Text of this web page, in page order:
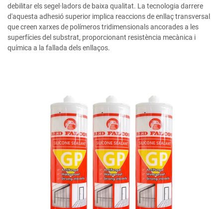
debilitar els segel·ladors de baixa qualitat. La tecnologia darrere
d'aquesta adhesió superior implica reaccions de enllaç transversal
que creen xarxes de polímeros tridimensionals ancorades a les
superfícies del substrat, proporcionant resistència mecànica i
química a la fallada dels enllaços.